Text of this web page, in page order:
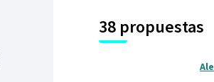
38 propuestas